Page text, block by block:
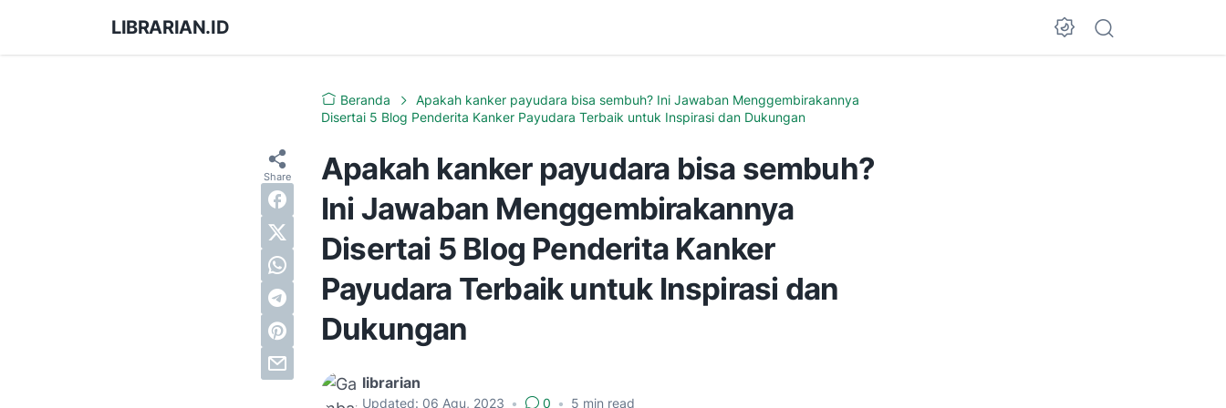
LIBRARIAN.ID
Beranda
Apakah kanker payudara bisa sembuh? Ini Jawaban Menggembirakannya
Disertai 5 Blog Penderita Kanker Payudara Terbaik untuk Inspirasi dan Dukungan
Apakah kanker payudara bisa sembuh?
Ini Jawaban Menggembirakannya
Disertai 5 Blog Penderita Kanker
Payudara Terbaik untuk Inspirasi dan
Dukungan
librarian
Updated: 06 Agu, 2023 • 0 • 5 min read